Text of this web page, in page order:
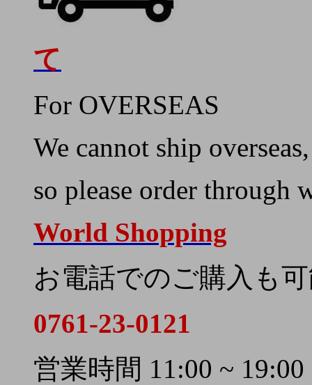
て
For OVERSEAS
We cannot ship overseas,
so please order through
World Shopping
お電話でのご購入も
0761-23-0121
営業時間 11:00 ~ 19:00